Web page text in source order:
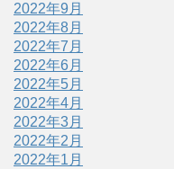
2022年9月
2022年8月
2022年7月
2022年6月
2022年5月
2022年4月
2022年3月
2022年2月
2022年1月